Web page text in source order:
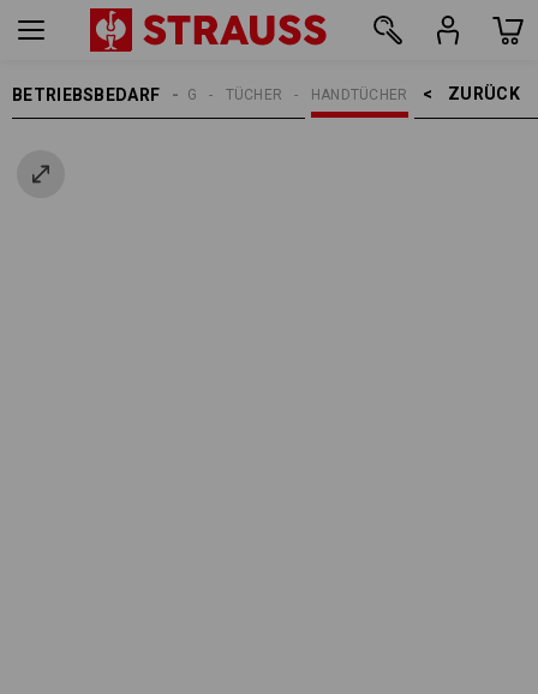
BETRIEBSBEDARF ZURÜCK    >
HANDTÜCHER
TÜCHER
REINIGUNG